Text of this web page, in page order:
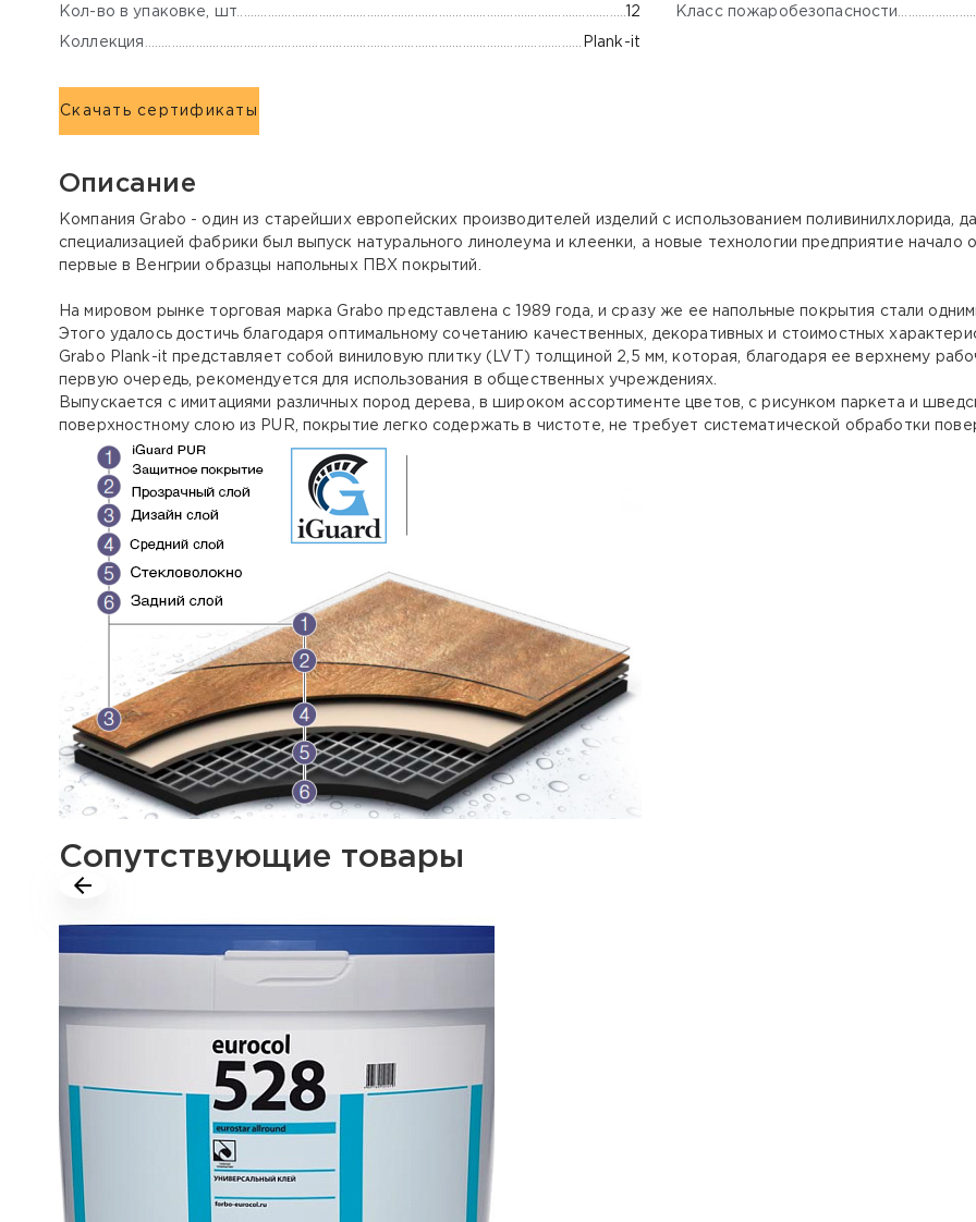
Кол-во в упаковке, шт 12
Коллекция Plank-it
Класс пожаробезопасности
Скачать сертификаты
Описание
Компания Grabo - один из старейших европейских производителей изделий с использованием поливинилхлорида,
специализацией фабрики был выпуск натурального линолеума и клеенки, а новые технологии предприятие начало
первые в Венгрии образцы напольных ПВХ покрытий.
На мировом рынке торговая марка Grabo представлена с 1989 года, и сразу же ее напольные покрытия стали
Этого удалось достичь благодаря оптимальному сочетанию качественных, декоративных и стоимостных
Grabo Plank-it представляет собой виниловую плитку (LVT) толщиной 2,5 мм, которая, благодаря ее верхнему
первую очередь, рекомендуется для использования в общественных учреждениях.
Выпускается с имитациями различных пород дерева, в широком ассортименте цветов, с рисунком паркета и
поверхностному слою из PUR, покрытие легко содержать в чистоте, не требует систематической обработки
Сопутствующие товары